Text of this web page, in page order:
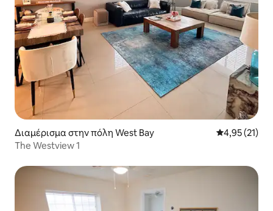
Διαμέρισμα στην πόλη West Bay Μέση
4,95 (21)
The Westview 1